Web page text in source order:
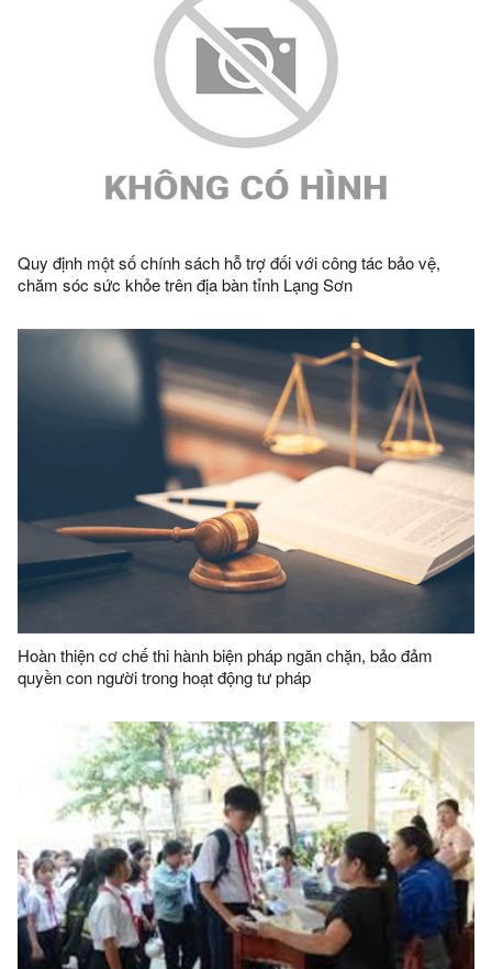
Quy định một số chính sách hỗ trợ đối với công tác bảo vệ,
chăm sóc sức khỏe trên địa bàn tỉnh Lạng Sơn
Hoàn thiện cơ chế thi hành biện pháp ngăn chặn, bảo đảm
quyền con người trong hoạt động tư pháp